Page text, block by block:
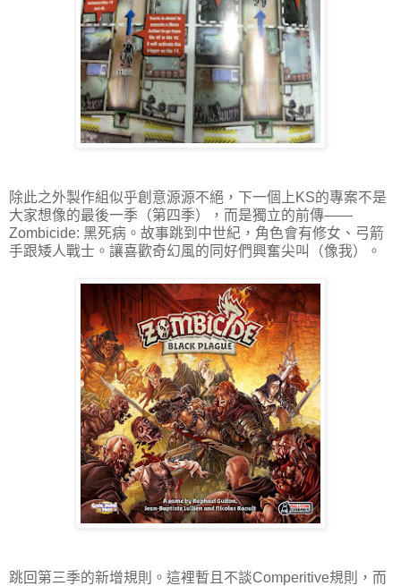
除此之外製作組似乎創意源源不絕，下一個上KS的專案不是
大家想像的最後一季（第四季），而是獨立的前傳——
Zombicide: 黑死病。故事跳到中世紀，角色會有修女、弓箭
手跟矮人戰士。讓喜歡奇幻風的同好們興奮尖叫（像我）。
跳回第三季的新增規則。這裡暫且不談Comperitive規則，而